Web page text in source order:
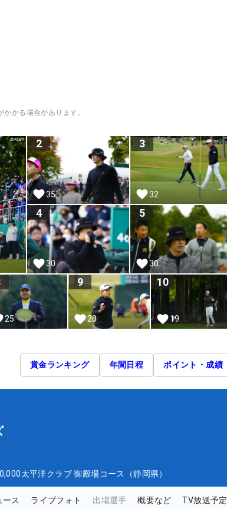
かかる場合があります。
2
35
3
32
4
30
5
30
25
9
20
10
19
賞金ランキング 年間日程 ポイント・成績
太平洋クラブ 御殿場コース（静岡県）
ース ライブフォト 出場選手 概要など TV放送予定